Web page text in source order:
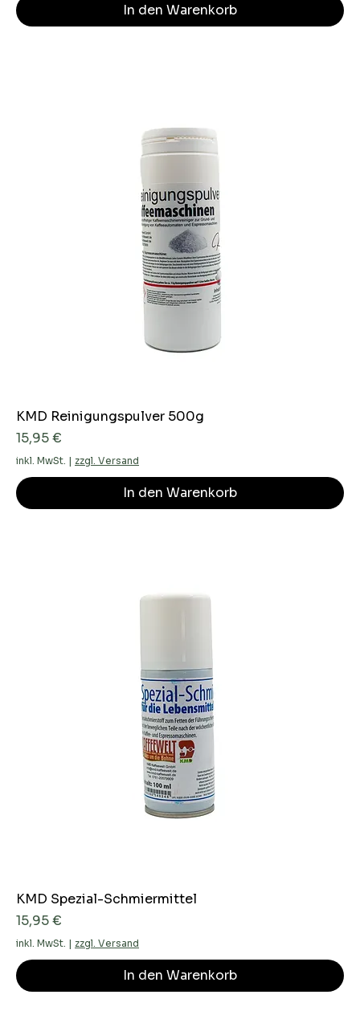
In den Warenkorb
KMD Reinigungspulver 500g
Preis
15,95 €
inkl. MwSt. | zzgl. Versand
In den Warenkorb
KMD Spezial-Schmiermittel
Preis
15,95 €
inkl. MwSt. | zzgl. Versand
In den Warenkorb